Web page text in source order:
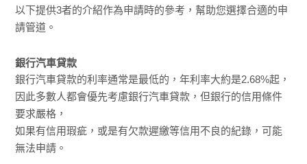
以下提供3者的介紹作為申請時的參考，幫助您選擇合適的申
請管道。
銀行汽車貸款
銀行汽車貸款的利率通常是最低的，年利率大約是2.68%起，
因此多數人都會優先考慮銀行汽車貸款，但銀行的信用條件
要求嚴格，
如果有信用瑕疵，或是有欠款遲繳等信用不良的紀錄，可能
無法申請。